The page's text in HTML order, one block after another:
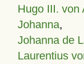
Hugo III. von
Johanna,
Johanna de
Laurentius